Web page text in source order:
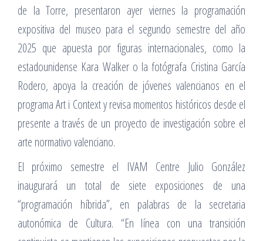
de la Torre, presentaron ayer viernes la programación
expositiva del museo para el segundo semestre del año
2025 que apuesta por figuras internacionales, como la
estadounidense Kara Walker o la fotógrafa Cristina García
Rodero, apoya la creación de jóvenes valencianos en el
programa Art i Context y revisa momentos históricos desde el
presente a través de un proyecto de investigación sobre el
arte normativo valenciano.
El próximo semestre el IVAM Centre Julio González
inaugurará un total de siete exposiciones de una
“programación híbrida”, en palabras de la secretaria
autonómica de Cultura. “En línea con una transición